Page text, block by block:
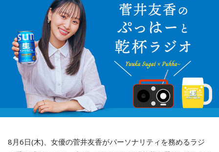
8月6日(木)、女優の菅井友香がパーソナリティを務めるラジ